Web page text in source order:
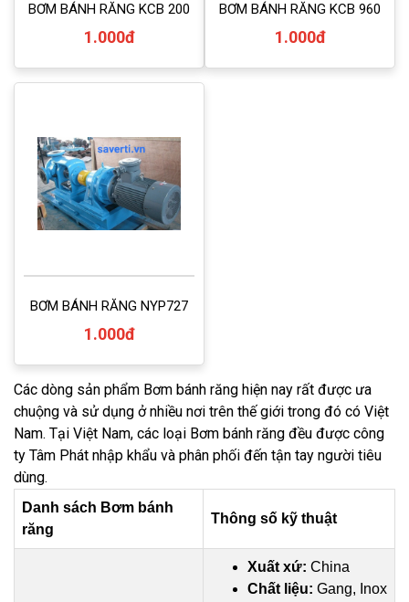
BƠM BÁNH RĂNG KCB 200
1.000đ
BƠM BÁNH RĂNG KCB 960
1.000đ
BƠM BÁNH RĂNG NYP727
1.000đ
Các dòng sản phẩm Bơm bánh răng hiện nay rất được ưa
chuộng và sử dụng ở nhiều nơi trên thế giới trong đó có Việt
Nam. Tại Việt Nam, các loại Bơm bánh răng đều được công
ty Tâm Phát nhập khẩu và phân phối đến tận tay người tiêu
dùng.
Danh sách Bơm bánh
răng
Thông số kỹ thuật
Xuất xứ: China
Chất liệu: Gang, Inox